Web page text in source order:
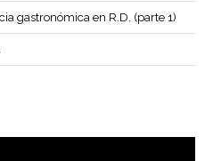
gastronómica en R.D. (parte 1)